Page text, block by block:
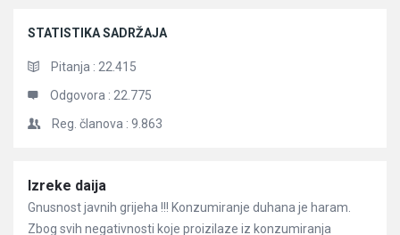
STATISTIKA SADRŽAJA
Pitanja : 22.415
Odgovora : 22.775
Reg. članova : 9.863
Članci
Izreke daija
Gnusnost javnih grijeha !!! Konzumiranje duhana je haram.
Zbog svih negativnosti koje proizilaze iz konzumiranja